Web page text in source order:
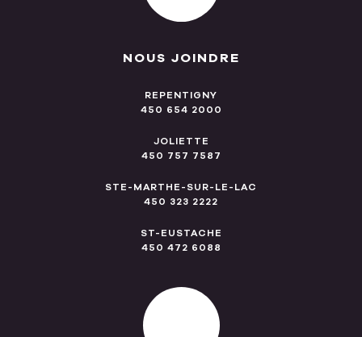
NOUS JOINDRE
REPENTIGNY
450 654 2000
JOLIETTE
450 757 7587
STE-MARTHE-SUR-LE-LAC
450 323 2222
ST-EUSTACHE
450 472 6088